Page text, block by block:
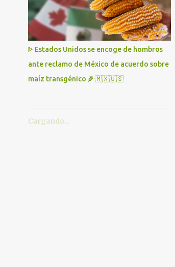
ᐈ Estados Unidos se encoge de hombros
ante reclamo de México de acuerdo sobre
maíz transgénico 🌽🇲🇽🇺🇸
Cargando...